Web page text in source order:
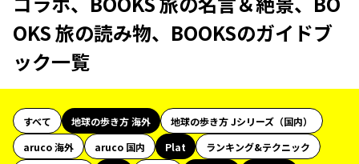
OKS 旅の読み物、BOOKSのガイドブ
ック一覧
すべて 地球の歩き方 海外
地球の歩き方 Jシリーズ（国内）
aruco 海外
aruco 国内 Plat
ランキング&テクニック